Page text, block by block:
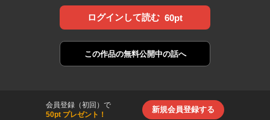
ログインして読む 60pt
この作品の無料公開中の話へ
会員登録（初回）で
50pt プレゼント！
新規会員登録する